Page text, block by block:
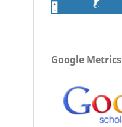
Google Metrics